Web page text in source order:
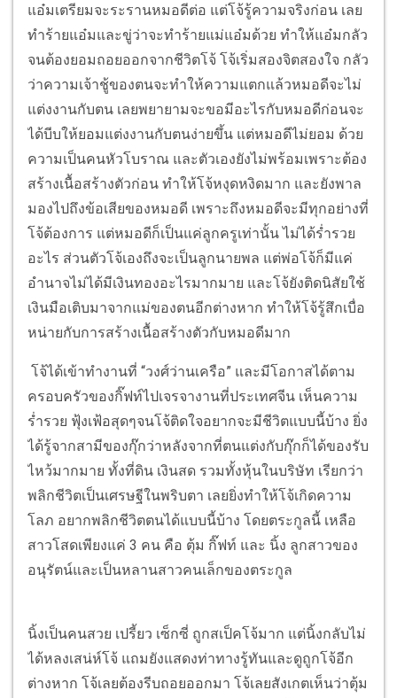
แอ๋มเตรียมจะระรานหมอดีต่อ แต่โจ้รู้ความจริงก่อน เลย
ทำร้ายแอ๋มและขู่ว่าจะทำร้ายแม่แอ๋มด้วย ทำให้แอ๋มกลัว
จนต้องยอมถอยออกจากชีวิตโจ้ โจ้เริ่มสองจิตสองใจ กลัว
ว่าความเจ้าชู้ของตนจะทำให้ความแตกแล้วหมอดีจะไม่
แต่งงานกับตน เลยพยายามจะขอมีอะไรกับหมอดีก่อนจะ
ได้บีบให้ยอมแต่งงานกับตนง่ายขึ้น แต่หมอดีไม่ยอม ด้วย
ความเป็นคนหัวโบราณ และตัวเองยังไม่พร้อมเพราะต้อง
สร้างเนื้อสร้างตัวก่อน ทำให้โจ้หงุดหงิดมาก และยังพาล
มองไปถึงข้อเสียของหมอดี เพราะถึงหมอดีจะมีทุกอย่างที่
โจ้ต้องการ แต่หมอดีก็เป็นแค่ลูกครูเท่านั้น ไม่ได้ร่ำรวย
อะไร ส่วนตัวโจ้เองถึงจะเป็นลูกนายพล แต่พ่อโจ้ก็มีแค่
อำนาจไม่ได้มีเงินทองอะไรมากมาย และโจ้ยังติดนิสัยใช้
เงินมือเติบมาจากแม่ของตนอีกต่างหาก ทำให้โจ้รู้สึกเบื่อ
หน่ายกับการสร้างเนื้อสร้างตัวกับหมอดีมาก
โจ้ได้เข้าทำงานที่ “วงศ์ว่านเครือ” และมีโอกาสได้ตาม
ครอบครัวของกิ๊ฟท์ไปเจรจางานที่ประเทศจีน เห็นความ
ร่ำรวย ฟุ้งเฟ้อสุดๆจนโจ้ติดใจอยากจะมีชีวิตแบบนี้บ้าง ยิ่ง
ได้รู้จากสามีของกุ๊กว่าหลังจากที่ตนแต่งกับกุ๊กก็ได้ของรับ
ไหว้มากมาย ทั้งที่ดิน เงินสด รวมทั้งหุ้นในบริษัท เรียกว่า
พลิกชีวิตเป็นเศรษฐีในพริบตา เลยยิ่งทำให้โจ้เกิดความ
โลภ อยากพลิกชีวิตตนได้แบบนี้บ้าง โดยตระกูลนี้ เหลือ
สาวโสดเพียงแค่ 3 คน คือ ตุ้ม กิ๊ฟท์ และ นิ้ง ลูกสาวของ
อนุรัตน์และเป็นหลานสาวคนเล็กของตระกูล
นิ้งเป็นคนสวย เปรี้ยว เซ็กซี่ ถูกสเป็คโจ้มาก แต่นิ้งกลับไม่
ได้หลงเสน่ห์โจ้ แถมยังแสดงท่าทางรู้ทันและดูถูกโจ้อีก
ต่างหาก โจ้เลยต้องรีบถอยออกมา โจ้เลยสังเกตเห็นว่าตุ้ม